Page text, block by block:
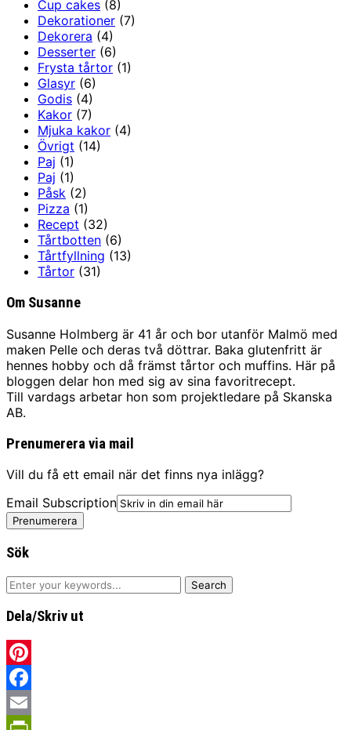
Cup cakes (8)
Dekorationer (7)
Dekorera (4)
Desserter (6)
Frysta tårtor (1)
Glasyr (6)
Godis (4)
Kakor (7)
Mjuka kakor (4)
Övrigt (14)
Paj (1)
Paj (1)
Påsk (2)
Pizza (1)
Recept (32)
Tårtbotten (6)
Tårtfyllning (13)
Tårtor (31)
Om Susanne
Susanne Holmberg är 41 år och bor utanför Malmö med
maken Pelle och deras två döttrar. Baka glutenfritt är
hennes hobby och då främst tårtor och muffins. Här på
bloggen delar hon med sig av sina favoritrecept.
Till vardags arbetar hon som projektledare på Skanska
AB.
Prenumerera via mail
Vill du få ett email när det finns nya inlägg?
Email Subscription
Prenumerera
Sök
Dela/Skriv ut
Pinterest
Facebook